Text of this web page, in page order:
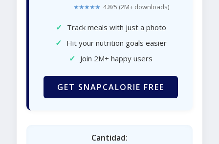
★★★★★ 4.8/5 (2M+ downloads)
✓ Track meals with just a photo
✓ Hit your nutrition goals easier
✓ Join 2M+ happy users
GET SNAPCALORIE FREE
Cantidad: